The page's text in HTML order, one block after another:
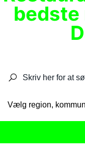
bedste
Vælg region,